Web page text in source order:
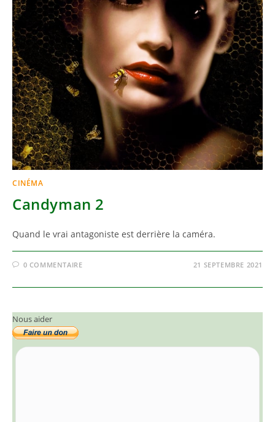
CINÉMA
Candyman 2
Quand le vrai antagoniste est derrière la caméra.
0 COMMENTAIRE 21 SEPTEMBRE 2021
Nous aider